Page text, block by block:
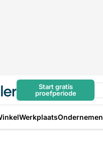
Start gratis
proefperiode
WerkplaatsOndernemen